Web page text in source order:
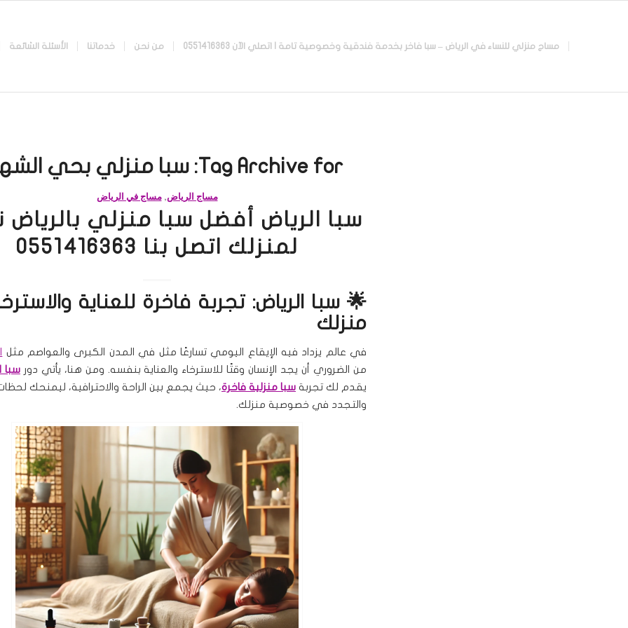
مساج منزلي للنساء في الرياض – سبا فاخر بخدمة فندقية وخصوصية تامة | اتصلي الآن 0551416363 من نحن خدماتنا الأسئلة الشائعة
Tag Archive for: سبا منزلي بحي
مساج الرياض,مساج في الرياض
سبا الرياض أفضل سبا منزلي
لمنزلك اتصل بنا 0551416363
🌟 سبا الرياض: تجربة فاخرة للعناية
منزلك
في عالم يزداد فيه الإيقاع اليومي تسارعًا مثل في المدن الكبرى والعواصم مثل
من الضروري أن يجد الإنسان وقتًا للاسترخاء والعناية بنفسه. ومن هنا، يأتي دورسبا
يقدم لك تجربة سبا منزلية فاخرة، حيث يجمع بين الراحة والاحترافية، ليمنحك
والتجدد في خصوصية منزلك.